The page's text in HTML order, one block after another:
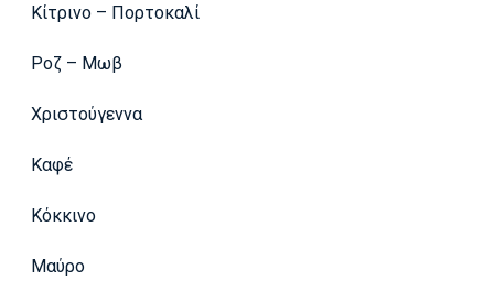
Κίτρινο – Πορτοκαλί
Ροζ – Μωβ
Χριστούγεννα
Καφέ
Κόκκινο
Μαύρο